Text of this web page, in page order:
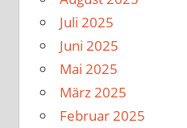
Juli 2025
Juni 2025
Mai 2025
März 2025
Februar 2025